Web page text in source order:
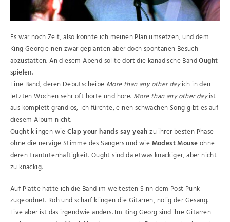
Es war noch Zeit, also konnte ich meinen Plan umsetzen, und dem
King Georg einen zwar geplanten aber doch spontanen Besuch
abzustatten. An diesem Abend sollte dort die kanadische BandOught
spielen.
Eine Band, deren Debütscheibe More than any other dayich in den
letzten Wochen sehr oft hörte und höre. More than any other dayist
aus komplett grandios, ich fürchte, einen schwachen Song gibt es auf
diesem Album nicht.
Ought klingen wieClap your hands say yeahzu ihrer besten Phase
ohne die nervige Stimme des Sängers und wieModest Mouseohne
deren Trantütenhaftigkeit. Ought sind da etwas knackiger, aber nicht
zu knackig.
Auf Platte hatte ich die Band im weitesten Sinn dem Post Punk
zugeordnet. Roh und scharf klingen die Gitarren, nölig der Gesang.
Live aber ist das irgendwie anders. Im King Georg sind ihre Gitarren